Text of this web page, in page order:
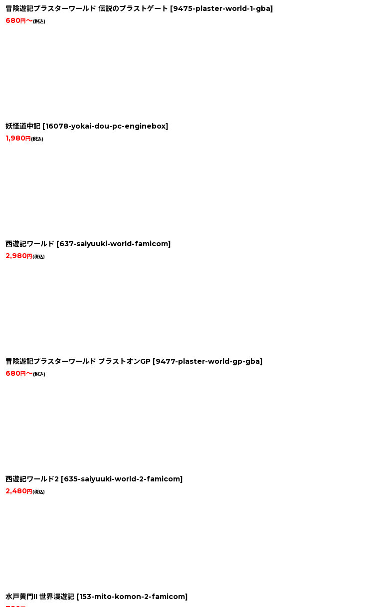
冒険遊記プラスターワールド 伝説のプラストゲート [9475-plaster-world-1-gba]
680円～(税込)
妖怪道中記 [16078-yokai-dou-pc-enginebox]
1,980円(税込)
西遊記ワールド [637-saiyuuki-world-famicom]
2,980円(税込)
冒険遊記プラスターワールド プラストオンGP [9477-plaster-world-gp-gba]
680円～(税込)
西遊記ワールド2 [635-saiyuuki-world-2-famicom]
2,480円(税込)
水戸黄門II 世界漫遊記 [153-mito-komon-2-famicom]